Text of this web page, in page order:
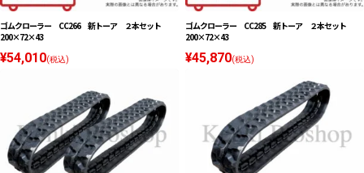
ゴムクローラー CC266 新トーア ２本セット
200×72×43
¥54,010(税込)
ゴムクローラー CC285 新トーア ２本セット
200×72×43
¥45,870(税込)